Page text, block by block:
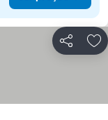
Partilhar